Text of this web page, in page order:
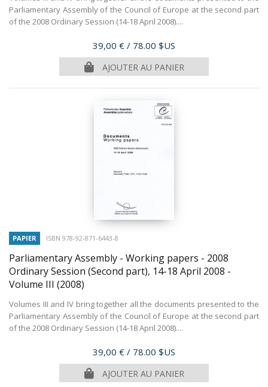
Parliamentary Assembly of the Council of Europe at the second part
of the 2008 Ordinary Session (14-18 April 2008)....
Prix
39,00 € / 78.00 $US
AJOUTER AU PANIER
PAPIER ISBN 978-92-871-6443-8
Parliamentary Assembly - Working papers - 2008
Ordinary Session (Second part), 14-18 April 2008 -
Volume III (2008)
Volumes III and IV bring together all the documents presented to the
Parliamentary Assembly of the Council of Europe at the second part
of the 2008 Ordinary Session (14-18 April 2008)....
Prix
39,00 € / 78.00 $US
AJOUTER AU PANIER